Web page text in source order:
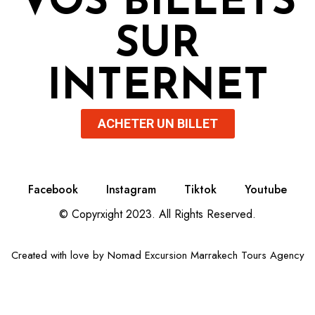
SUR
INTERNET
ACHETER UN BILLET
Facebook Instagram Tiktok
Youtube
© Copyrxight 2023. All Rights Reserved.
Created with love by Nomad Excursion Marrakech Tours Agency